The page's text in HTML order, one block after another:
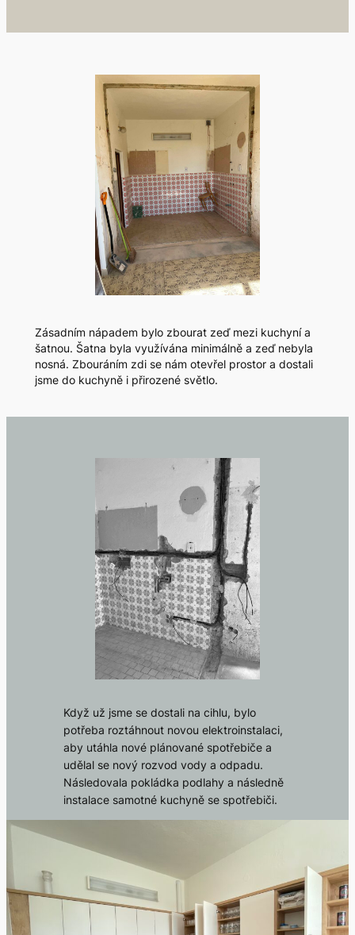
Zásadním nápadem bylo zbourat zeď mezi kuchyní a
šatnou. Šatna byla využívána minimálně a zeď nebyla
nosná. Zbouráním zdi se nám otevřel prostor a dostali
jsme do kuchyně i přirozené světlo.
Když už jsme se dostali na cihlu, bylo
potřeba roztáhnout novou elektroinstalaci,
aby utáhla nové plánované spotřebiče a
udělal se nový rozvod vody a odpadu.
Následovala pokládka podlahy a následně
instalace samotné kuchyně se spotřebiči.